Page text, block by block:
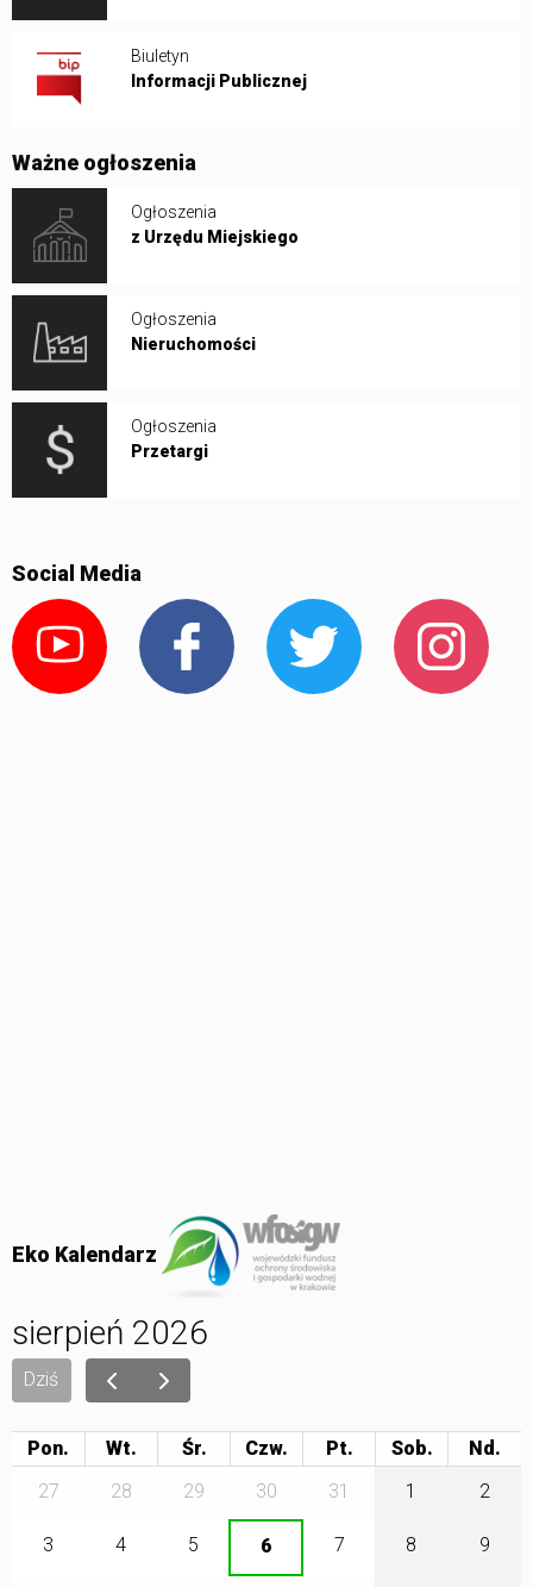
Biuletyn
Informacji Publicznej
Ważne ogłoszenia
Ogłoszenia
z Urzędu Miejskiego
Ogłoszenia
Nieruchomości
Ogłoszenia
Przetargi
Social Media
Eko Kalendarz
sierpień 2026
Dziś
Pon. Wt. Śr. Czw. Pt.
Sob.
27
28 29 30 31 1 2
3 4 5 6 7 8 9